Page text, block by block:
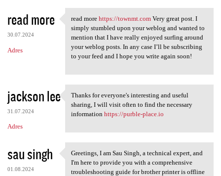
read more
30.07.2024
Adres
read more https://townmt.com
read more https://townmt.comVery great post. I
simply stumbled upon your weblog and wanted to
mention that I have really enjoyed surfing around
your weblog posts. In any case I’ll be subscribing
to your feed and I hope you write again soon!
jackson lee
31.07.2024
Adres
Thanks for everyone's
Thanks for everyone's interesting and useful
sharing, I will visit often to find the necessary
information https://purble-place.io
sau singh
01.08.2024
Greetings, I am Sau Singh, a
Greetings, I am Sau Singh, a technical expert, and
I'm here to provide you with a comprehensive
troubleshooting guide for brother printer is offline